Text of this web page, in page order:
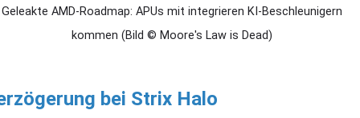
Geleakte AMD-Roadmap: APUs mit integrieren KI-Beschleunigern
kommen (Bild © Moore's Law is Dead)
bei Strix Halo